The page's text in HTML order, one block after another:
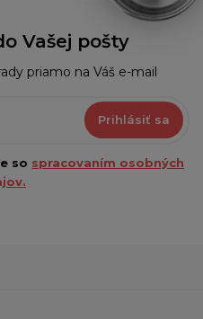
Vašej pošty
priamo na Váš e-mail
Prihlásiť sa
so spracovaním osobných